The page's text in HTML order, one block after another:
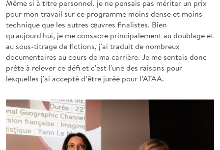
Même si à titre personnel, je ne pensais pas mériter un prix
pour mon travail sur ce programme moins dense et moins
technique que les autres œuvres finalistes. Bien
qu'aujourd'hui, je me consacre principalement au doublage et
au sous-titrage de fictions, j'ai traduit de nombreux
documentaires au cours de ma carrière. Je me sentais donc
prête à relever ce défi et c'est l'une des raisons pour
lesquelles j'ai accepté d’être jurée pour l’ATAA.